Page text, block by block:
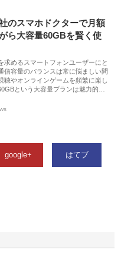
のスマホドクターで月額
ら大容量60GBを賢く使
求めるスマートフォンユーザーにと
信容量のバランスは常に悩ましい問
聴やオンラインゲームを頻繁に楽し
という大容量プランは魅力的…
google+ はてブ